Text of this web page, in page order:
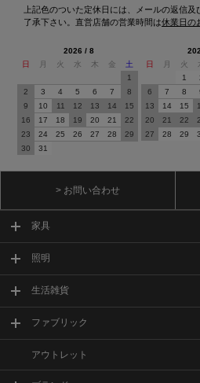
上記色のついた定休日には、メールの返信
了承下さい。直営店舗の営業時間は休業日の
2026 / 8
日
月 火 水 木 金
土
1
2
3 4 5 6 7
8
9
10 11 12 13 14
15
16
17 18 19 20 21
22
23
24 25 26 27 28
29
30
31
日
月 火
1
6
7 8
13
14 15
20
21 22
27
28 29
> お問い合わせ
家具
照明
生活雑貨
ファブリック
アウトレット